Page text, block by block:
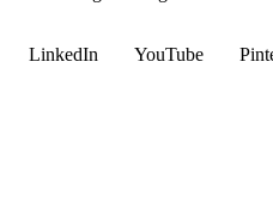
LinkedIn YouTube